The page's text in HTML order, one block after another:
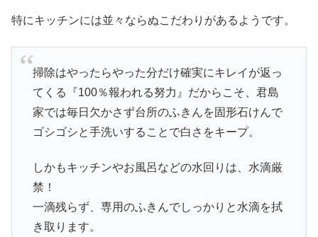
特にキッチンには並々ならぬこだわりがあるようです。
掃除はやったらやった分だけ確実にキレイが返っ
てくる『100％報われる努力』だからこそ、君島
家では毎日欠かさず台所のふきんを固形石けんで
ゴシゴシと手洗いすることで白さをキープ。
しかもキッチンやお風呂などの水回りは、水滴厳
禁！
一滴残らず、専用のふきんでしっかりと水滴を拭
き取ります。